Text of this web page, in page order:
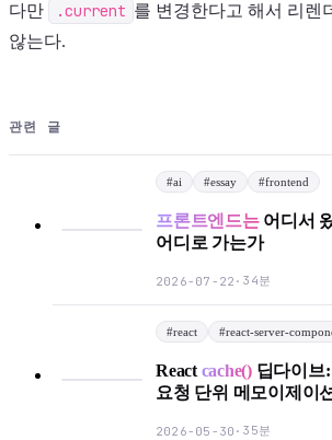
다만
.current 를 변경한다고 해서 리렌
않는다.
관련 글
#ai #essay #frontend
프론트엔드는어디서
어디로 가는가
2026-07-22 · 34분
#react #react-server-
React cache()딥다이브:
요청 단위 메모이제이션
2026-05-30 · 35분